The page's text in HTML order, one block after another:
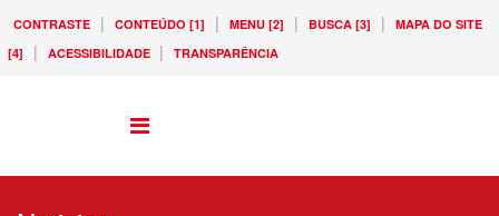
CONTRASTE | CONTEÚDO [1] | MENU [2] | BUSCA [3] |
MAPA DO SITE
[4]
| ACESSIBILIDADE | TRANSPARÊNCIA